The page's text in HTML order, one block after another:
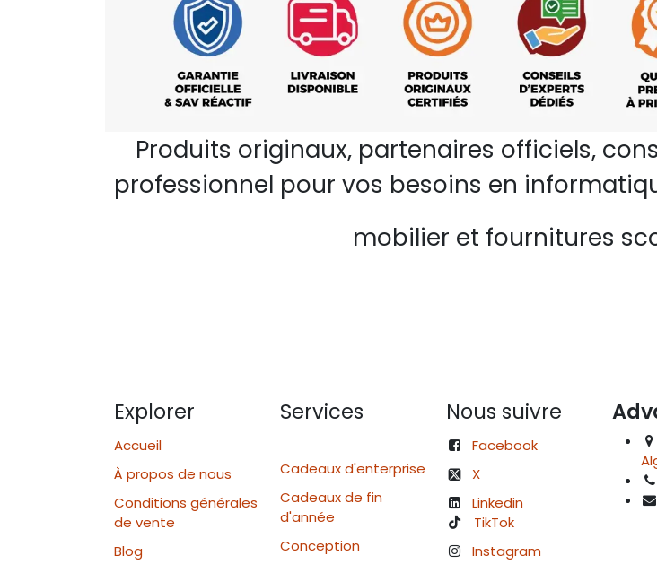
Produits originaux, partenaires officiels,
professionnel pour vos besoins en
mobilier et fournitures
Explorer
Accueil
À propos de nous
Conditions générales
de vente
Blog
Services
Cadeaux d'enterprise
Cadeaux de fin
d'année
Conception
Nous suivre
Facebook
X
Linkedin
TikTok
Instagram